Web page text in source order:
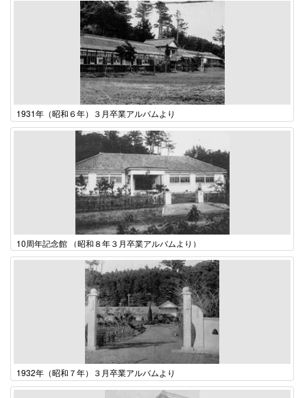
1931年（昭和６年）３月卒業アルバムより
10周年記念館 （昭和８年３月卒業アルバムより）
1932年（昭和７年）３月卒業アルバムより